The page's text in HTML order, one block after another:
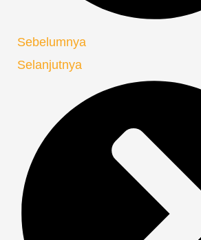
Sebelumnya
Selanjutnya